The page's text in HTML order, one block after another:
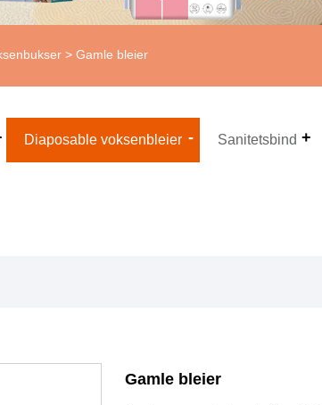
> Gamle bleier
Diaposable voksenbleier Sanitetsbind
Gamle bleier